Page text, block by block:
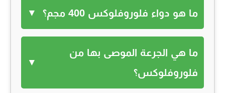
ما هو دواء فلوروفلوكس 400 مجم؟ ▼
ما هي الجرعة الموصى بها من
فلوروفلوكس؟
▼